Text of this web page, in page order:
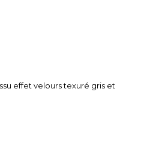
effet velours texuré gris et